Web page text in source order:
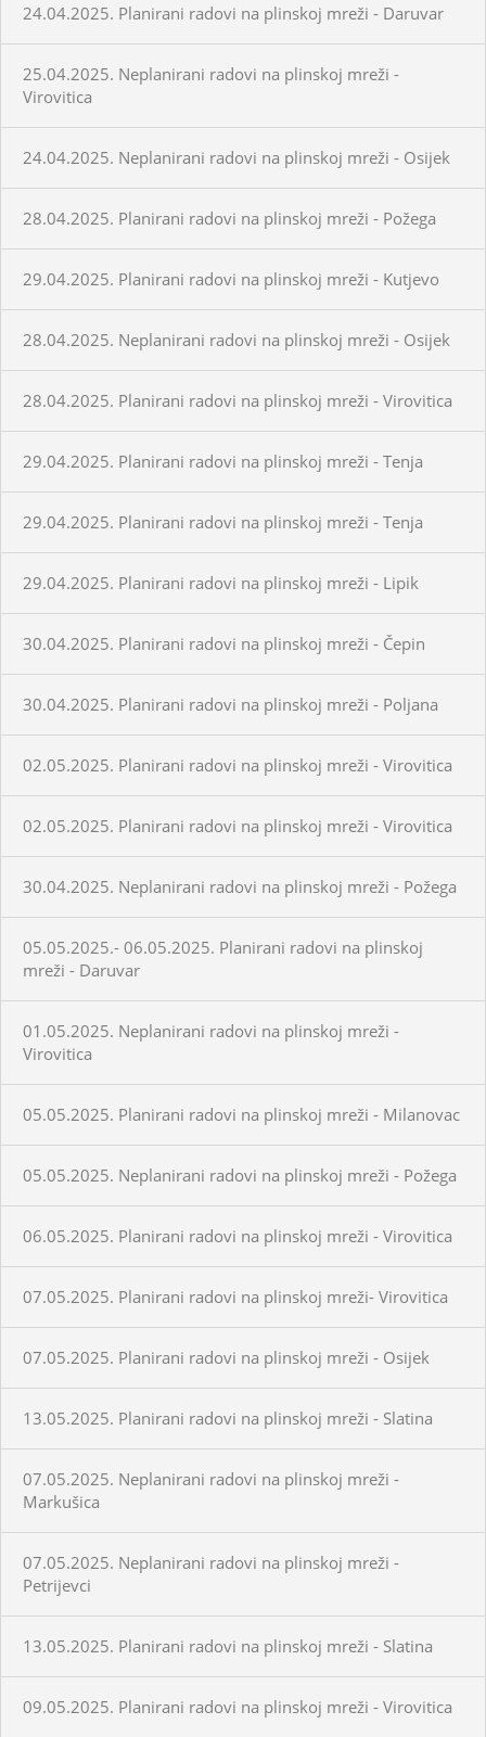
24.04.2025. Planirani radovi na plinskoj mreži - Daruvar
25.04.2025. Neplanirani radovi na plinskoj mreži -
Virovitica
24.04.2025. Neplanirani radovi na plinskoj mreži - Osijek
28.04.2025. Planirani radovi na plinskoj mreži - Požega
29.04.2025. Planirani radovi na plinskoj mreži - Kutjevo
28.04.2025. Neplanirani radovi na plinskoj mreži - Osijek
28.04.2025. Planirani radovi na plinskoj mreži - Virovitica
29.04.2025. Planirani radovi na plinskoj mreži - Tenja
29.04.2025. Planirani radovi na plinskoj mreži - Tenja
29.04.2025. Planirani radovi na plinskoj mreži - Lipik
30.04.2025. Planirani radovi na plinskoj mreži - Čepin
30.04.2025. Planirani radovi na plinskoj mreži - Poljana
02.05.2025. Planirani radovi na plinskoj mreži - Virovitica
02.05.2025. Planirani radovi na plinskoj mreži - Virovitica
30.04.2025. Neplanirani radovi na plinskoj mreži - Požega
05.05.2025.- 06.05.2025. Planirani radovi na plinskoj
mreži - Daruvar
01.05.2025. Neplanirani radovi na plinskoj mreži -
Virovitica
05.05.2025. Planirani radovi na plinskoj mreži - Milanovac
05.05.2025. Neplanirani radovi na plinskoj mreži - Požega
06.05.2025. Planirani radovi na plinskoj mreži - Virovitica
07.05.2025. Planirani radovi na plinskoj mreži- Virovitica
07.05.2025. Planirani radovi na plinskoj mreži - Osijek
13.05.2025. Planirani radovi na plinskoj mreži - Slatina
07.05.2025. Neplanirani radovi na plinskoj mreži -
Markušica
07.05.2025. Neplanirani radovi na plinskoj mreži -
Petrijevci
13.05.2025. Planirani radovi na plinskoj mreži - Slatina
09.05.2025. Planirani radovi na plinskoj mreži - Virovitica